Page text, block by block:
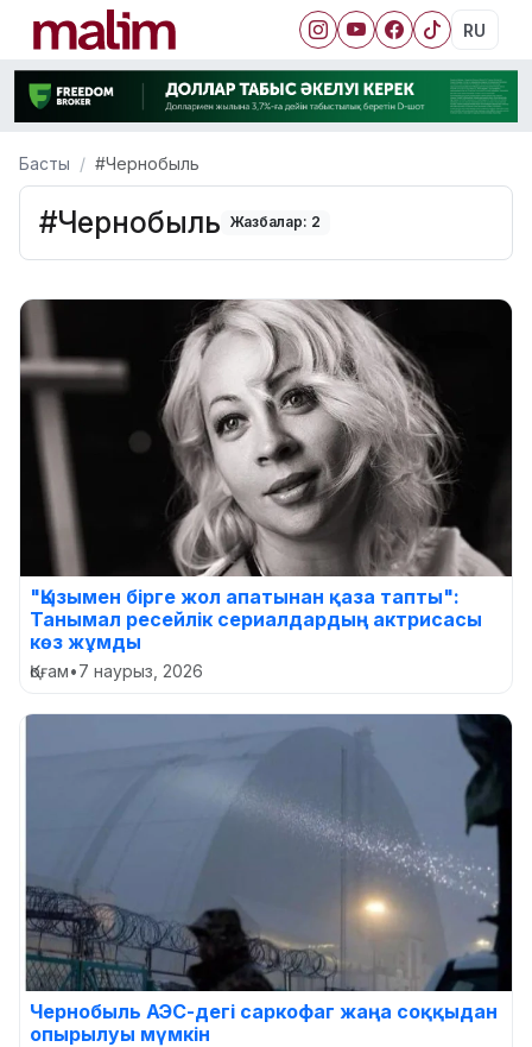
RU
Басты #Чернобыль
#Чернобыль Жазбалар: 2
"Қызымен бірге жол апатынан қаза тапты":
Танымал ресейлік сериалдардың актрисасы
көз жұмды
Қоғам•7 наурыз, 2026
Чернобыль АЭС-дегі саркофаг жаңа соққыдан
опырылуы мүмкін